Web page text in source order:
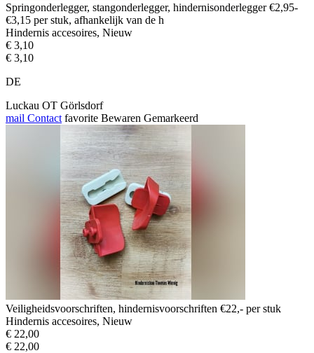
Springonderlegger, stangonderlegger, hindernisonderlegger €2,95-
€3,15 per stuk, afhankelijk van de h
Hindernis accesoires, Nieuw
€ 3,10
€ 3,10
DE
Luckau OT Görlsdorf
mail Contact favorite Bewaren Gemarkeerd
Veiligheidsvoorschriften, hindernisvoorschriften €22,- per stuk
Hindernis accesoires, Nieuw
€ 22,00
€ 22,00